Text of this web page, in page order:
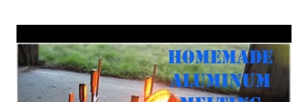
basılması sonucu algılanan komuttur.
Input.GetKeyDown("a") : Klavyeden 'a' tuşuna basıldığında
algılanan komuttur. Komutların genel taslağı bu şekildedir.